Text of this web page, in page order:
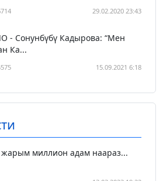
29.02.2020 23:43
- Сонунбүбү Кадырова: “Мен
Ка...
15.09.2021 6:18
миллион адам наараз...